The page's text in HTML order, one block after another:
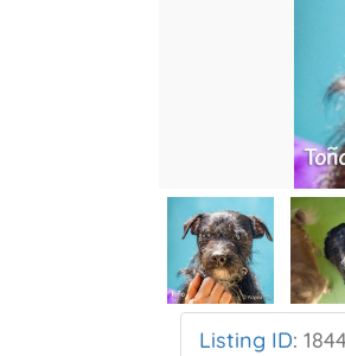
Listing ID: